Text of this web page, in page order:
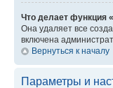
Что делает функция
Она удаляет все
включена
Вернуться к началу
Параметры и